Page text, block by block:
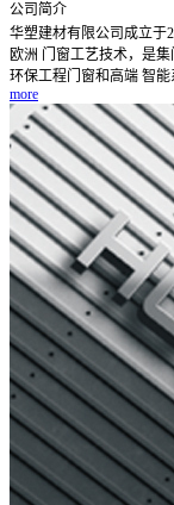
公司简介
华塑建材有限公司成立于
欧洲 门窗工艺技术，是
环保工程门窗和高端 智
more